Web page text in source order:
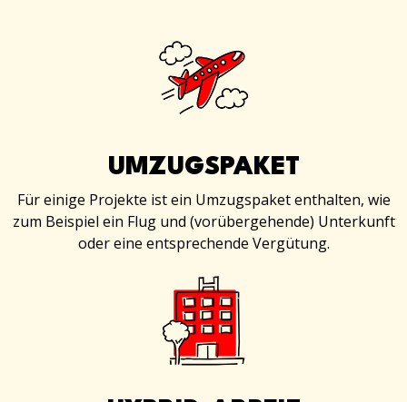
UMZUGSPAKET
Für einige Projekte ist ein Umzugspaket enthalten, wie
zum Beispiel ein Flug und (vorübergehende) Unterkunft
oder eine entsprechende Vergütung.